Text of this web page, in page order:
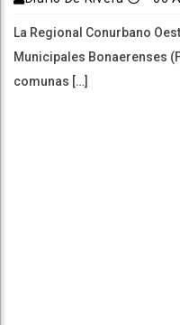
La Regional Conurbano
Municipales Bonaerenses
comunas […]